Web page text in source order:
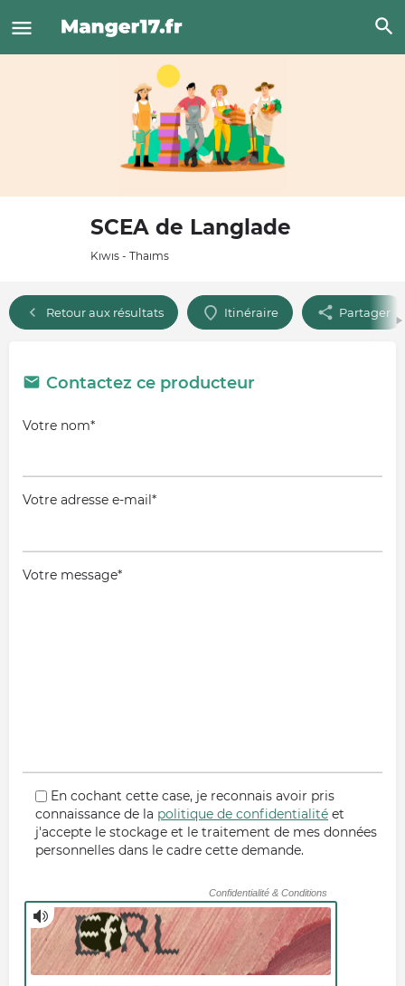
SCEA de Langlade
Kiwis - Thaims
Retour aux résultats Itinéraire Partager
Contactez ce producteur
Votre nom*
Votre adresse e-mail*
Votre message*
En cochant cette case, je reconnais avoir pris
connaissance de la politique de confidentialité et
j'accepte le stockage et le traitement de mes données
personnelles dans le cadre cette demande.